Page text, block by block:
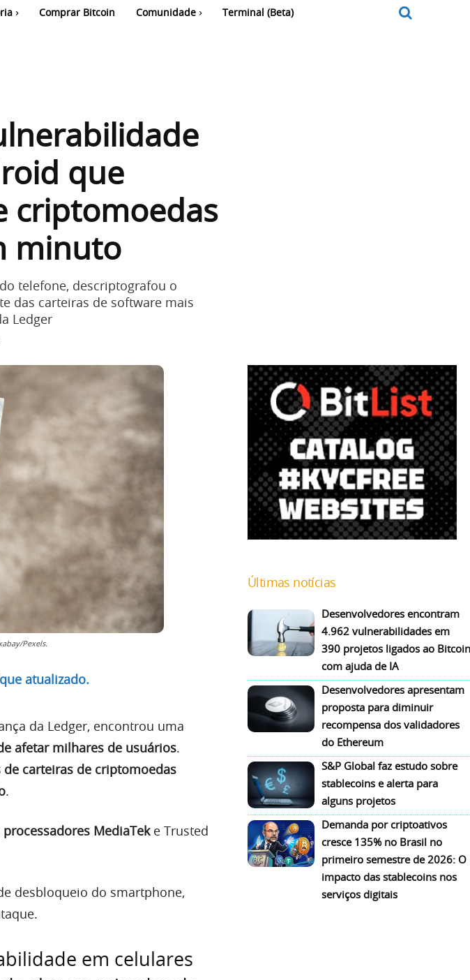
Comprar Bitcoin Comunidade Terminal (Beta)
que
criptomoedas
minuto
telefone, descriptografou o
das carteiras de software mais
Ledger
Pexels.
atualizado.
da Ledger, encontrou uma
afetar milhares de usuários.
carteiras de criptomoedas
.
MediaTeke Trusted
desbloqueio do smartphone,
em celulares
Últimas notícias
Desenvolvedores encontram
4.962 vulnerabilidades em
390 projetos ligados ao Bitcoin
com ajuda de IA
Desenvolvedores apresentam
proposta para diminuir
recompensa dos validadores
do Ethereum
S&P Global faz estudo sobre
stablecoins e alerta para
alguns projetos
Demanda por criptoativos
cresce 135% no Brasil no
primeiro semestre de 2026: O
impacto das stablecoins nos
serviços digitais